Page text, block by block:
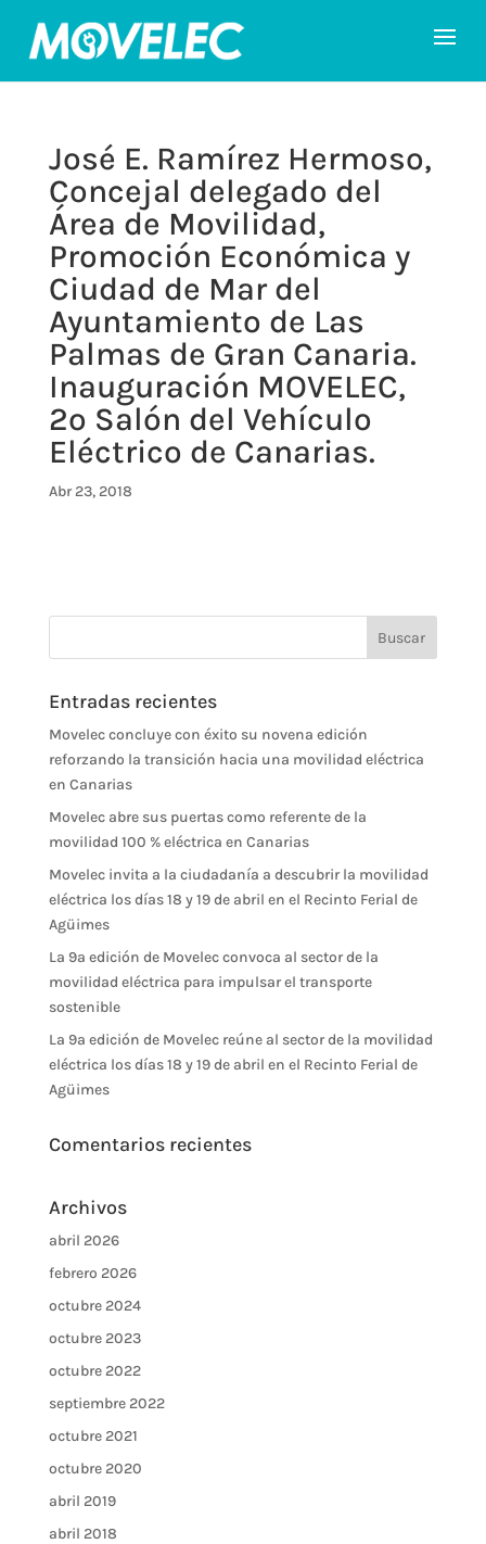
José E. Ramírez Hermoso,
Concejal delegado del
Área de Movilidad,
Promoción Económica y
Ciudad de Mar del
Ayuntamiento de Las
Palmas de Gran Canaria.
Inauguración MOVELEC,
2º Salón del Vehículo
Eléctrico de Canarias.
Abr 23, 2018
Entradas recientes
Movelec concluye con éxito su novena edición
reforzando la transición hacia una movilidad eléctrica
en Canarias
Movelec abre sus puertas como referente de la
movilidad 100 % eléctrica en Canarias
Movelec invita a la ciudadanía a descubrir la movilidad
eléctrica los días 18 y 19 de abril en el Recinto Ferial de
Agüimes
La 9ª edición de Movelec convoca al sector de la
movilidad eléctrica para impulsar el transporte
sostenible
La 9ª edición de Movelec reúne al sector de la movilidad
eléctrica los días 18 y 19 de abril en el Recinto Ferial de
Agüimes
Comentarios recientes
Archivos
abril 2026
febrero 2026
octubre 2024
octubre 2023
octubre 2022
septiembre 2022
octubre 2021
octubre 2020
abril 2019
abril 2018